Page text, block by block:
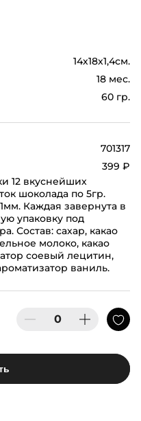
14х18х1,4см.
18 мес.
60 гр.
701317
399 ₽
12 вкуснейших
шоколада по 5гр.
Каждая завернута в
упаковку под
Состав: сахар, какао
молоко, какао
соевый лецитин,
ваниль.